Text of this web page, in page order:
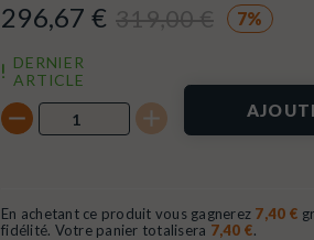
296,67 € 319,00 € 7%
DERNIER
ARTICLE
En achetant ce produit vous gagnerez 7,40 €
fidélité. Votre panier totalisera 7,40 €.